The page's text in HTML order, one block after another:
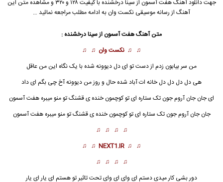
جهت دانلود آهنگ هفت آسمون از سینا درخشنده
با کیفیت ۱۲۸ و ۳۲۰ و مشاهده متن این
آهنگ از رسانه موسیقی نکست وان به ادامه مطلب مراجعه نمائید …
متن آهنگ هفت آسمون ازسینا درخشنده :
♫ ♫ نکست وان ♫ ♫
من سر بیابون زدم از دست تو ای دل دیوونه شده با یک نگاه این من عاقل
هی دل دل دل دل خانه ات آباد شده حال و روز من دیوونه آخ چی بگم ای داد
ای جان جان آروم جون تک ستاره ای تو کوچمون خنده ی قشنگ تو منو میبره هفت آسمون
جان جان آروم جون تک ستاره ای تو کوچمون خنده ی قشنگ تو منو میبرههفت آسمون
♫ ♫ ♫ ♫
♫ ♫
NEXT1.IR
♫ ♫
♫ ♫ ♫ ♫
دور بشی کار میدی دستم ای وای ای وای تحت تاثیر تو هستم ای یار ای یار